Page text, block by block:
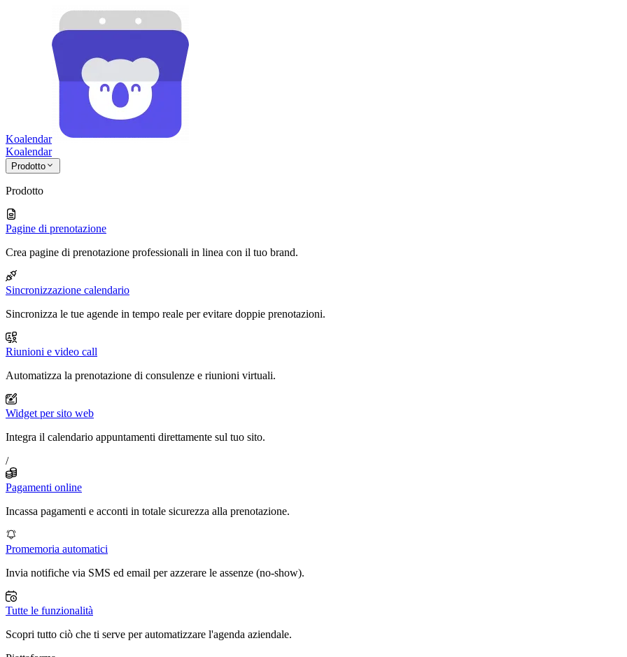
Koalendar
Koalendar
Prodotto
Prodotto
Pagine di prenotazione
Crea pagine di prenotazione professionali in linea con il tuo brand.
Sincronizzazione calendario
Sincronizza le tue agende in tempo reale per evitare doppie prenotazioni.
Riunioni e video call
Automatizza la prenotazione di consulenze e riunioni virtuali.
Widget per sito web
Integra il calendario appuntamenti direttamente sul tuo sito.
/
Pagamenti online
Incassa pagamenti e acconti in totale sicurezza alla prenotazione.
Promemoria automatici
Invia notifiche via SMS ed email per azzerare le assenze (no-show).
Tutte le funzionalità
Scopri tutto ciò che ti serve per automatizzare l'agenda aziendale.